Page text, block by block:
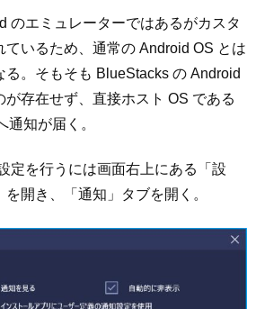
のエミュレーターではあるがカスタ
ているため、通常の Android OS とは
る。そもそも BlueStacks の Android
が存在せず、直接ホスト OS である
通知が届く。
定を行うには画面右上にある「設
開き、「通知」タブを開く。